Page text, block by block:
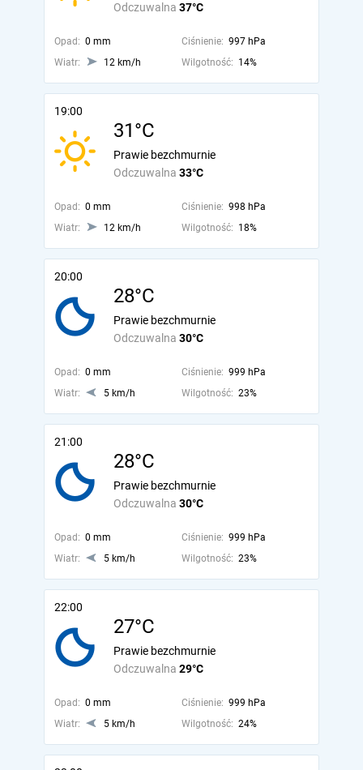
Odczuwalna 37°C
Opad: 0 mm Ciśnienie: 997 hPa
Wiatr:
12 km/h Wilgotność: 14%
19:00
31°C
Odczuwalna 33°C
Prawie bezchmurnie
Opad: 0 mm Ciśnienie: 998 hPa
Wiatr:
12 km/h Wilgotność: 18%
20:00
28°C
Odczuwalna 30°C
Prawie bezchmurnie
Opad: 0 mm Ciśnienie: 999 hPa
Wiatr:
5 km/h Wilgotność: 23%
21:00
28°C
Odczuwalna 30°C
Prawie bezchmurnie
Opad: 0 mm Ciśnienie: 999 hPa
Wiatr:
5 km/h Wilgotność: 23%
22:00
27°C
Odczuwalna 29°C
Prawie bezchmurnie
Opad: 0 mm Ciśnienie: 999 hPa
Wiatr:
5 km/h Wilgotność: 24%